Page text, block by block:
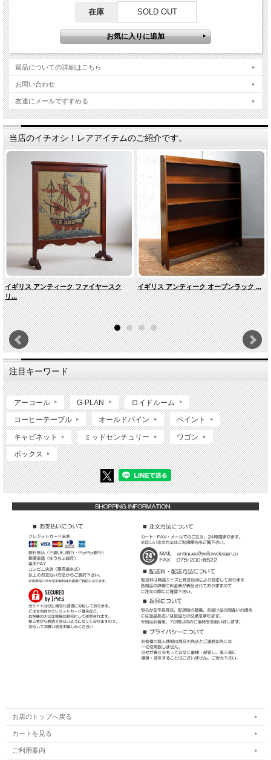
在庫 SOLD OUT
返品についての詳細はこちら
お問い合わせ
友達にメールですすめる
当店のイチオシ！レアアイテムのご紹介です。
イギリス アンティーク ファイヤースク
リ...
イギリス アンティーク オープンラック ...
注目キーワード
アーコール G-PLAN ロイドルーム
コーヒーテーブル オールドパイン ペイント
キャビネット ミッドセンチュリー ワゴン
ボックス
お店のトップへ戻る
カートを見る
ご利用案内